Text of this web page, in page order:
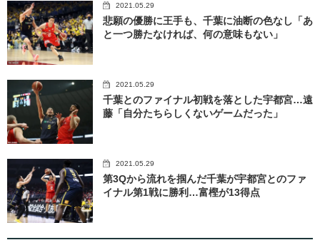
2021.05.29
悲願の優勝に王手も、千葉に油断の色なし「あ
と一つ勝たなければ、何の意味もない」
2021.05.29
千葉とのファイナル初戦を落とした宇都宮…遠
藤「自分たちらしくないゲームだった」
2021.05.29
第3Qから流れを掴んだ千葉が宇都宮とのファ
イナル第1戦に勝利…富樫が13得点